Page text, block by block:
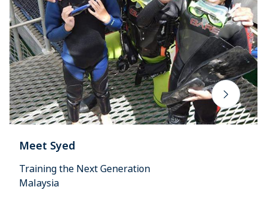
Meet Syed
Training the Next Generation
Malaysia